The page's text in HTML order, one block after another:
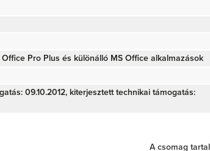
Pro Plus és különálló MS Office alkalmazások
09.10.2012, kiterjesztett technikai támogatás:
A csomag